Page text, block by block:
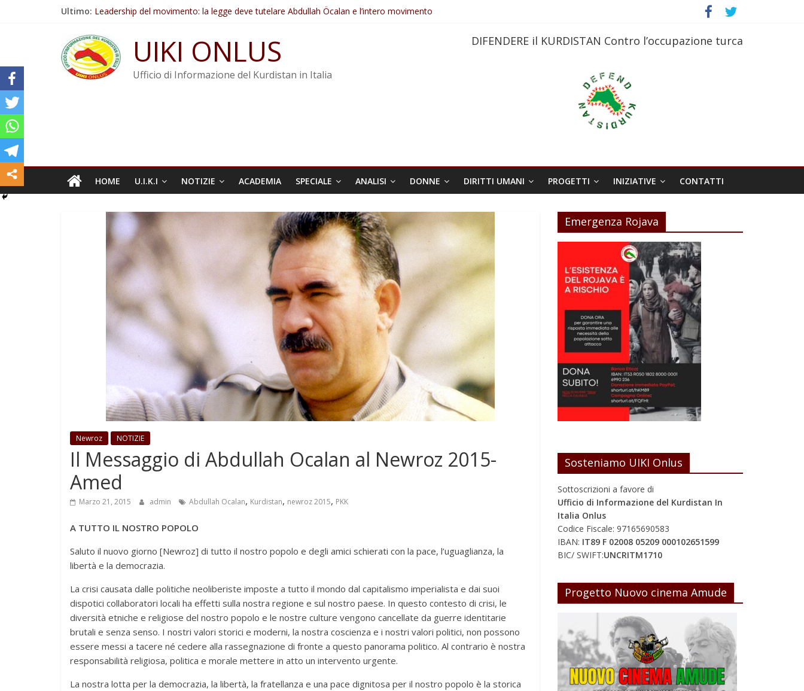
Ultimo: Leadership del movimento: la legge deve tutelare Abdullah Öcalan e l’intero movimento
Non tenere conto della situazione di Rêber Apo ostacolerebbe l’attuazione della legge
Il KNK chiede un’azione internazionale contro i crimini di guerra dell’Iran
Abdullah Öcalan: Le legge negativa deve essere trasformata in legge positiva
UIKI ONLUS
Ufficio di Informazione del Kurdistan in Italia
DIFENDERE il KURDISTAN Contro l’occupazione turca
HOME U.I.K.I NOTIZIE ACADEMIA SPECIALE ANALISI DONNE DIRITTI UMANI PROGETTI INIZIATIVE CONTATTI
Newroz NOTIZIE
Il Messaggio di Abdullah Ocalan al Newroz 2015-
Amed
Marzo 21, 2015 admin Abdullah Ocalan, Kurdistan, newroz 2015, PKK
A TUTTO IL NOSTRO POPOLO
Saluto il nuovo giorno [Newroz] di tutto il nostro popolo e degli amici schierati con la pace, l’uguaglianza, la
libertà e la democrazia.
La crisi causata dalle politiche neoliberiste imposte a tutto il mondo dal capitalismo imperialista e dai suoi
dispotici collaboratori locali ha effetti sulla nostra regione e sul nostro paese. In questo contesto di crisi, le
diversità etniche e religiose del nostro popolo e le nostre culture vengono cancellate da guerre identitarie
brutali e senza senso. I nostri valori storici e moderni, la nostra coscienza e i nostri valori politici, non possono
essere messi a tacere né cedere alla rassegnazione di fronte a questo panorama politico. Al contrario è nostra
responsabilità religiosa, politica e morale mettere in atto un intervento urgente.
La nostra lotta per la democrazia, la libertà, la fratellanza e una pace dignitosa per il nostro popolo è la storica
Emergenza Rojava
Sosteniamo UIKI Onlus
Sottoscrizioni a favore di
Ufficio di Informazione del Kurdistan In
Italia Onlus
Codice Fiscale: 97165690583
IBAN: IT89 F 02008 05209 000102651599
BIC/ SWIFT:UNCRITM1710
Progetto Nuovo cinema Amude